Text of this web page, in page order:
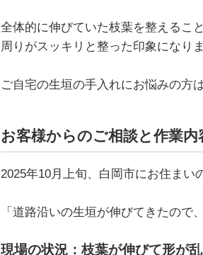
全体的に伸びていた枝葉を整えるこ
周りがスッキリと整った印象になりま
ご自宅の生垣の手入れにお悩みの方
お客様からのご相談と作業内
2025年10月上旬、白岡市にお住まい
「道路沿いの生垣が伸びてきたので
現場の状況：枝葉が伸びて形が